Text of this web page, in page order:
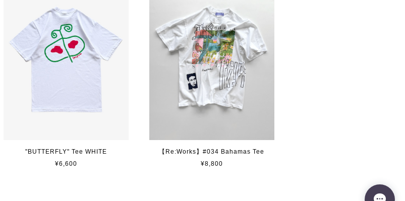
"BUTTERFLY" Tee WHITE
¥6,600
【Re:Works】#034 Bahamas Tee
¥8,800